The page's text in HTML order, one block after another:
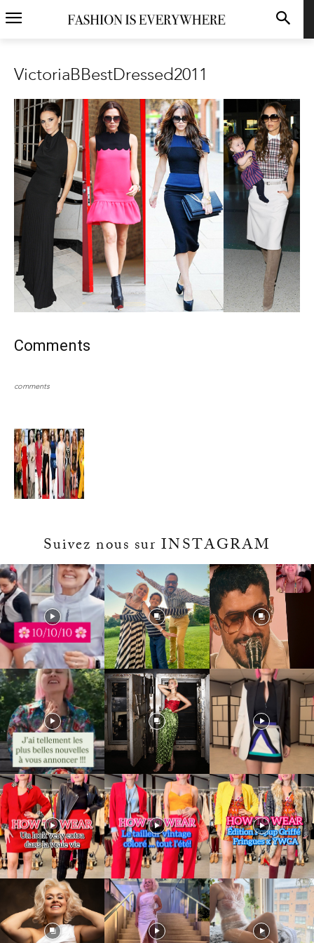
VictoriaBBestDressed2011
Comments
comments
Suivez nous sur INSTAGRAM